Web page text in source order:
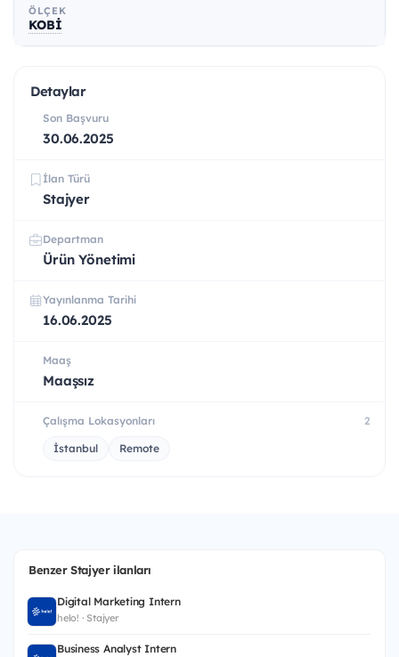
ÖLÇEK
KOBİ
Detaylar
Son Başvuru
30.06.2025
İlan Türü
Stajyer
Departman
Ürün Yönetimi
Yayınlanma Tarihi
16.06.2025
Maaş
Maaşsız
Çalışma Lokasyonları 2
İstanbul Remote
Benzer Stajyer ilanları
Digital Marketing Intern
helo! · Stajyer
Business Analyst Intern